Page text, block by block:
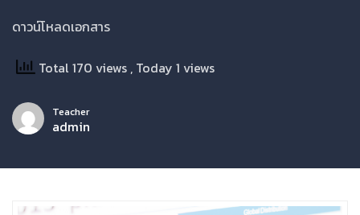
ดาวน์โหลดเอกสาร
Total 170 views , Today 1 views
Teacher
admin